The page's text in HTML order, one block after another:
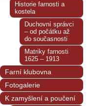
Historie farnosti a
kostela
Duchovní správci
– od počátku až
do současnosti
Matriky farnosti
1625 – 1913
Farní klubovna
Fotogalerie
K zamyšlení a poučení